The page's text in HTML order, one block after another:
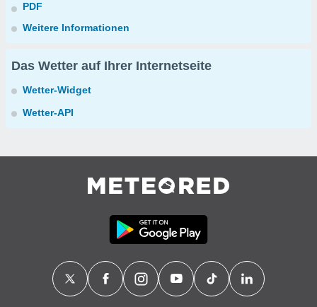
PDF
Weitere Informationen
Das Wetter auf Ihrer Internetseite
Wetter-Widget
Wetter-API